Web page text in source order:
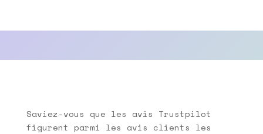
Saviez-vous que les avis Trustpilot
figurent parmi les avis clients les